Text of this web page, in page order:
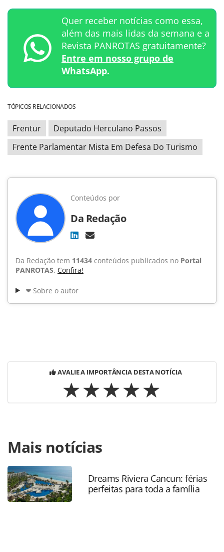
Quer receber notícias como essa,
além das mais lidas da semana e a
Revista PANROTAS gratuitamente?
Entre em nosso grupo de
WhatsApp.
TÓPICOS RELACIONADOS
Frentur
Deputado Herculano Passos
Frente Parlamentar Mista Em Defesa Do Turismo
Conteúdos por
Da Redação
Da Redação tem 11434 conteúdos publicados no Portal
PANROTAS. Confira!
Sobre o autor
AVALIE A IMPORTÂNCIA DESTA NOTÍCIA
https://www.panrotas.com.br/noticia-
turismo/politica/2015/05/ministro-debate-lei-de-incentivo-
ao-turismo-com-deputado_114501.html ou as ferramentas
oferecidas na página. Todo o conteúdo produzido pela
PANROTAS Editora é protegido pela legislação brasileira
sobre direito autoral. Não reproduza o conteúdo sem
Mais notícias
Dreams Riviera Cancun: férias
perfeitas para toda a família